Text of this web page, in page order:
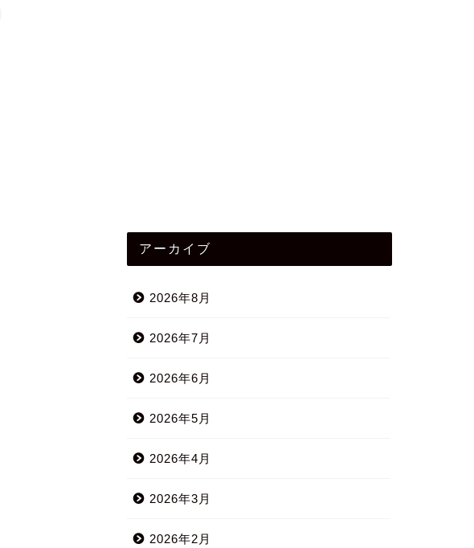
アーカイブ
2026年8月
2026年7月
2026年6月
2026年5月
2026年4月
2026年3月
2026年2月